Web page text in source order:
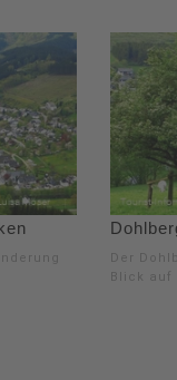
Der
Blick auf